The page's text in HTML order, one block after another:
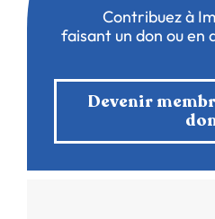
Contribuez à
faisant un don ou en
Devenir